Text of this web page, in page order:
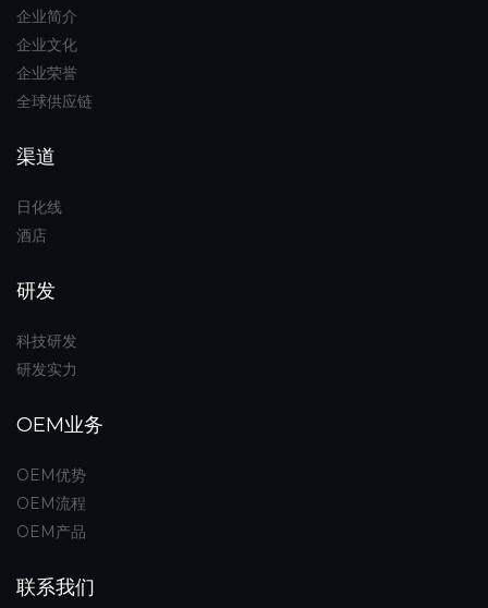
企业简介
企业文化
企业荣誉
全球供应链
渠道
日化线
酒店
研发
科技研发
研发实力
OEM业务
OEM优势
OEM流程
OEM产品
联系我们